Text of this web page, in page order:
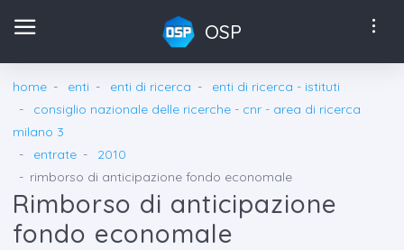
OSP
home enti enti di ricerca
enti di ricerca - istituti
consiglio nazionale delle ricerche - cnr - area di ricerca
milano 3
entrate
2010
rimborso di anticipazione fondo economale
Rimborso di anticipazione
fondo economale